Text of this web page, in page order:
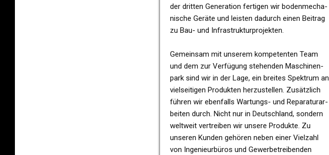
der drit­ten Gene­ra­ti­on fer­ti­gen wir boden­me­cha­
ni­sche Geräte und leis­ten dadurch einen Bei­trag
zu Bau- und Infra­struk­tur­pro­jek­ten.
Gemein­sam mit unse­rem kom­pe­ten­ten Team
und dem zur Ver­fü­gung ste­hen­den Maschi­nen­
park sind wir in der Lage, ein brei­tes Spek­trum an
viel­sei­ti­gen Pro­duk­ten her­zu­stel­len. Zusätz­lich
führen wir eben­falls War­tungs- und Repa­ra­tur­ar­
bei­ten durch. Nicht nur in Deutsch­land, son­dern
welt­weit ver­trei­ben wir unsere Pro­duk­te. Zu
unse­ren Kunden gehö­ren neben einer Viel­zahl
von Inge­nieur­bü­ros und Gewer­be­trei­ben­den